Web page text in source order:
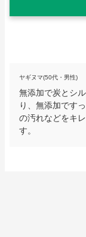
ヤギヌマ(50代・男性)
無添加で炭とシ
り、無添加です
の汚れなどをキ
す。